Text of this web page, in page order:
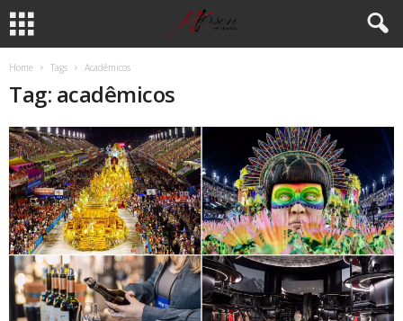
Home Tags Acadêmicos
Tag: acadêmicos